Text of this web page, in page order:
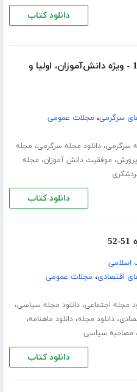
دانلود کتاب
دانلود مجله لبخند سبز - شماره 13 - ویژه دانش‌‌آموزان، اولیا و
سرگرمی، مجلات عمومی
سرگرمی،دانلود مجله سرگرمی، مجله
، موفقیت دانش آموزان، مجله
دانلود کتاب
اسلامی
اقتصادی، مجلات عمومی
مجله اجتماعی،دانلود مجله سیاسی،
،دانلود مجله،دانلود ماهنامه،
، مصاحبه سیاسی
دانلود کتاب